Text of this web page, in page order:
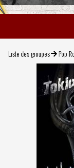
Liste des groupes Pop